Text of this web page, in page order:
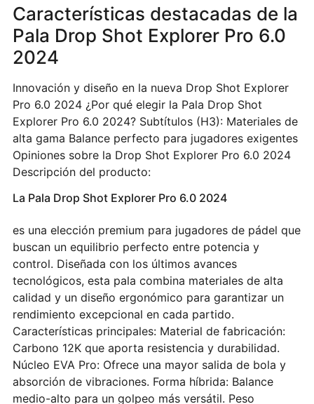
Características destacadas de la
Pala Drop Shot Explorer Pro 6.0
2024
Innovación y diseño en la nueva Drop Shot Explorer
Pro 6.0 2024 ¿Por qué elegir la Pala Drop Shot
Explorer Pro 6.0 2024? Subtítulos (H3): Materiales de
alta gama Balance perfecto para jugadores exigentes
Opiniones sobre la Drop Shot Explorer Pro 6.0 2024
Descripción del producto:
La Pala Drop Shot Explorer Pro 6.0 2024
es una elección premium para jugadores de pádel que
buscan un equilibrio perfecto entre potencia y
control. Diseñada con los últimos avances
tecnológicos, esta pala combina materiales de alta
calidad y un diseño ergonómico para garantizar un
rendimiento excepcional en cada partido.
Características principales: Material de fabricación:
Carbono 12K que aporta resistencia y durabilidad.
Núcleo EVA Pro: Ofrece una mayor salida de bola y
absorción de vibraciones. Forma híbrida: Balance
medio-alto para un golpeo más versátil. Peso